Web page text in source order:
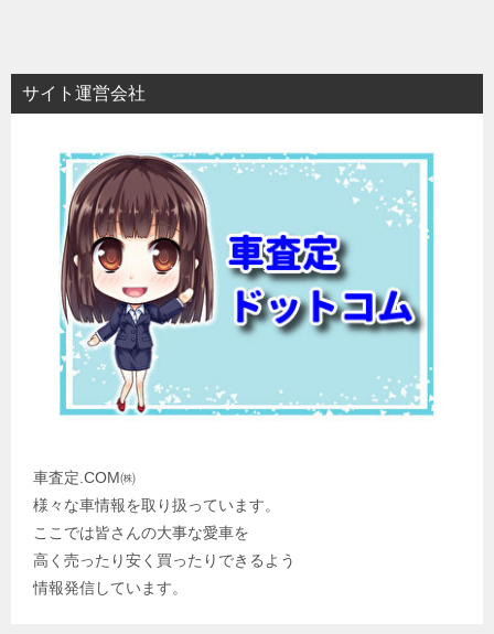
サイト運営会社
車査定.COM㈱
様々な車情報を取り扱っています。
ここでは皆さんの大事な愛車を
高く売ったり安く買ったりできるよう
情報発信しています。